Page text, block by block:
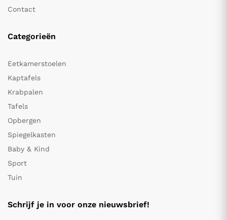
Contact
Categorieën
Eetkamerstoelen
Kaptafels
Krabpalen
Tafels
Opbergen
Spiegelkasten
Baby & Kind
Sport
Tuin
Schrijf je in voor onze nieuwsbrief!